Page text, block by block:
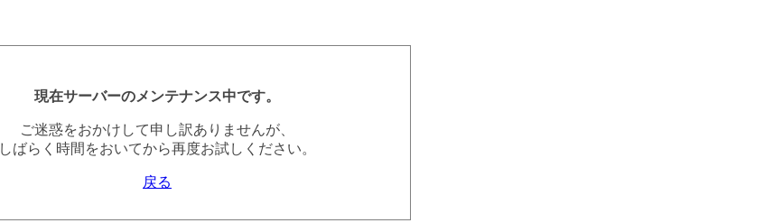
現在サーバーのメンテナンス中です。
ご迷惑をおかけして申し訳ありませんが、
しばらく時間をおいてから再度お試しください。
戻る